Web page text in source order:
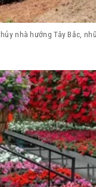
nhà hướng Tây Bắc,